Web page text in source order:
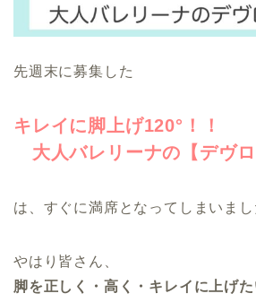
先週末に募集した
キレイに脚上げ120°！！
大人バレリーナの【デヴロ
は、すぐに満席となってしまいまし
やはり皆さん、
脚を正しく・高く・キレイに上げた